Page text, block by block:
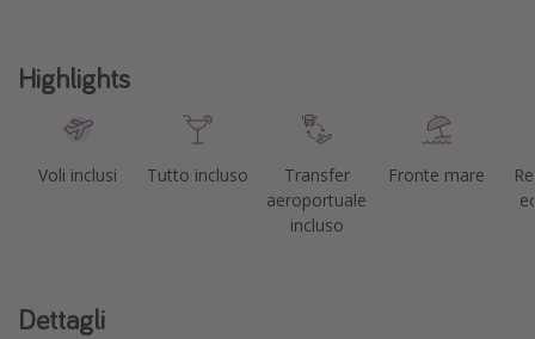
Highlights
Voli inclusi Tutto incluso
Transfer
aeroportuale
incluso
Fronte mare
Dettagli